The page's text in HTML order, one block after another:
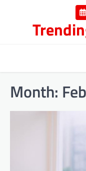
Month: